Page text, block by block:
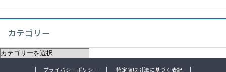
カテゴリー
プライバシーポリシー 特定商取引法に基づく表記